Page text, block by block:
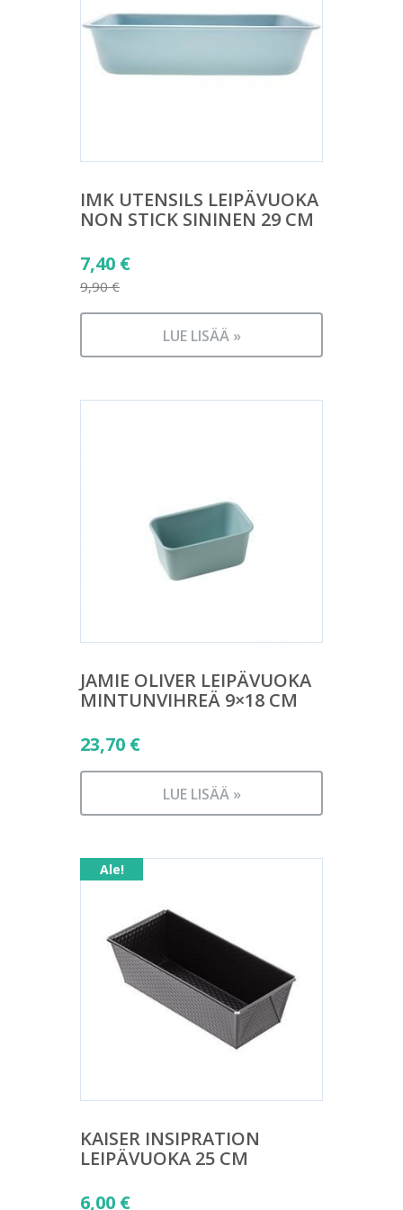
IMK UTENSILS LEIPÄVUOKA
NON STICK SININEN 29 CM
9,90€
Alkuperäinen
hinta
oli:
7,40 €
Nykyinen
on:
LUE LISÄÄ »
JAMIE OLIVER LEIPÄVUOKA
MINTUNVIHREÄ 9×18 CM
23,70 €
LUE LISÄÄ »
Ale!
KAISER INSIPRATION
LEIPÄVUOKA 25 CM
Alkuperäinen
6,00 €